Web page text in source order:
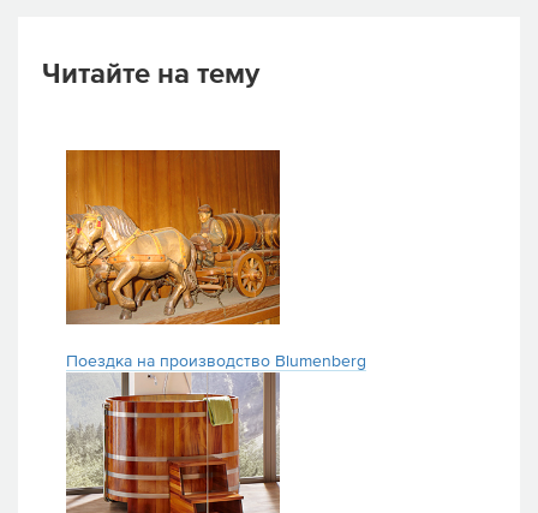
Читайте на тему
Поездка на производство Blumenberg